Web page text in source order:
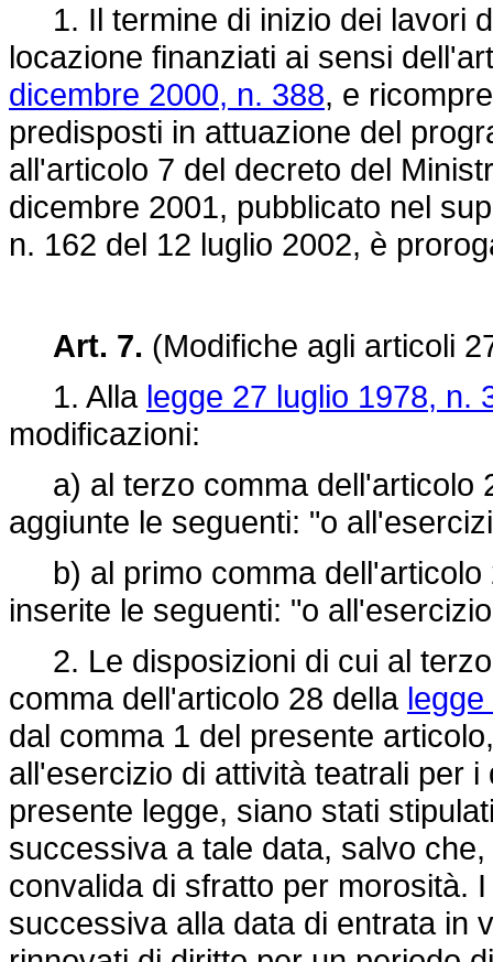
1. Il termine di inizio dei lavori
locazione finanziati ai sensi
dicembre 2000, n. 388, e
predisposti in attuazione del
all'articolo 7 del decreto del
dicembre 2001, pubblicato nel
n. 162 del 12 luglio 2002, è
Art. 7. (Modifiche agli articoli
1. Alla legge 27 luglio 1978, n.
modificazioni:
a) al terzo comma dell'articolo
aggiunte le seguenti: "o
b) al primo comma dell'articolo
inserite le seguenti: "o
2. Le disposizioni di cui al
comma dell'articolo 28 della
dal comma 1 del presente
all'esercizio di attività teatrali per
presente legge, siano stati
successiva a tale data, salvo
convalida di sfratto per morosità.
successiva alla data di entrata in